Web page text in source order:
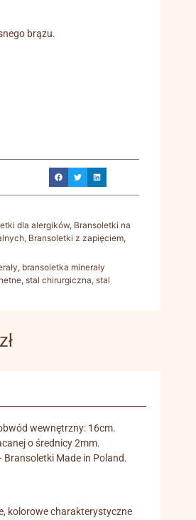
brązu.
dla alergików, Bransoletki na
, Bransoletki z zapięciem,
, bransoletka minerały
,stal chirurgiczna,stal
wewnętrzny: 16cm.
o średnicy 2mm.
Made in Poland.
kolorowe charakterystyczne